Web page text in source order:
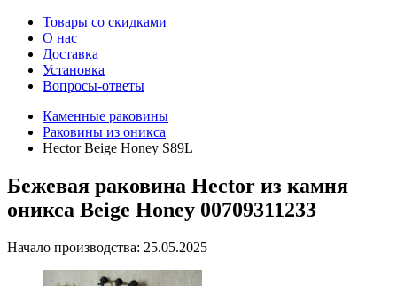
Товары со скидками
О нас
Доставка
Установка
Вопросы-ответы
Каменные раковины
Раковины из оникса
Hector Beige Honey S89L
Бежевая раковина Hector из камня
оникса Beige Honey 00709311233
Начало производства: 25.05.2025